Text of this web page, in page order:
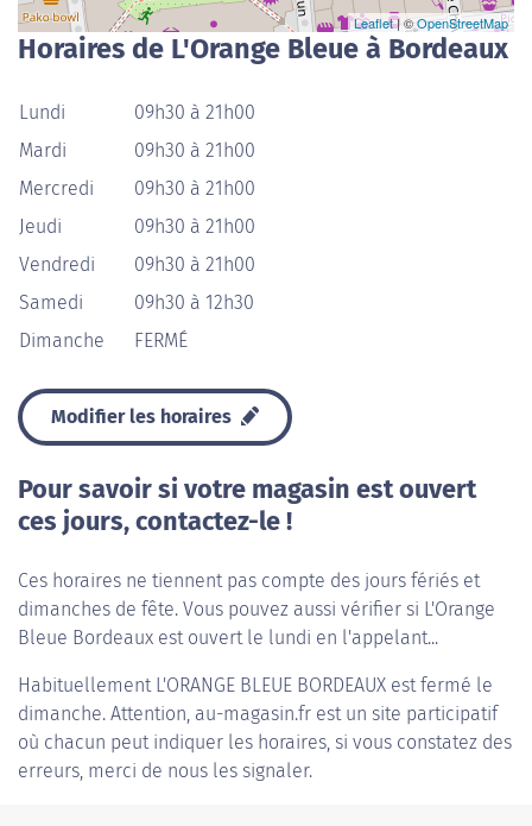
Leaflet| ©OpenStreetMap
Horaires de L'Orange Bleue à Bordeaux
Lundi
09h30 à 21h00
Mardi
09h30 à 21h00
Mercredi
09h30 à 21h00
Jeudi
09h30 à 21h00
Vendredi
09h30 à 21h00
Samedi
09h30 à 12h30
Dimanche
FERMÉ
Modifier les horaires
Pour savoir si votre magasin est ouvert
ces jours, contactez-le !
Ces horaires ne tiennent pas compte des jours fériés et
dimanches de fête. Vous pouvez aussi vérifier si L'Orange
Bleue Bordeaux est ouvert le lundi en l'appelant...
Habituellement L'ORANGE BLEUE BORDEAUX est fermé le
dimanche. Attention, au-magasin.fr est un site participatif
où chacun peut indiquer les horaires, si vous constatez des
erreurs, merci de nous les signaler.